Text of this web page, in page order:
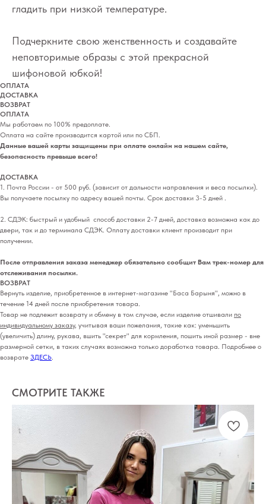
гладить при низкой температуре.
Подчеркните свою женственность и создавайте
неповторимые образы с этой прекрасной
шифоновой юбкой!
ОПЛАТА
ДОСТАВКА
ВОЗВРАТ
ОПЛАТА
Мы работаем по 100% предоплате.
Оплата на сайте производится картой или по СБП.
Данные вашей карты защищены при оплате онлайн на нашем сайте,
безопасность превыше всего!
ДОСТАВКА
1. Почта России - от 500 руб. (зависит от дальности направления и веса посылки).
Вы получаете посылку по адресу вашей почты. Срок доставки 3-5 дней .
2. СДЭК: быстрый и удобный способ доставки 2-7 дней, доставка возможна как до
двери, так и до терминала СДЭК. Оплату доставки клиент производит при
получении.
После отправления заказа менеджер обязательно сообщит Вам трек-номер для
отслеживания посылки.
ВОЗВРАТ
Вернуть изделие, приобретенное в интернет-магазине "Баса Барыня", можно в
течение 14 дней после приобретения товара.
Товар не подлежит возврату и обмену в том случае, если изделие отшивали по
индивидуальному заказу, учитывая ваши пожелания, такие как: уменьшить
(увеличить) длину, рукава, вшить "секрет" для кормления, пошить иной размер - вне
размерной сетки, в таких случаях возможна только доработка товара. Подробнее о
возврате ЗДЕСЬ.
СМОТРИТЕ ТАКЖЕ